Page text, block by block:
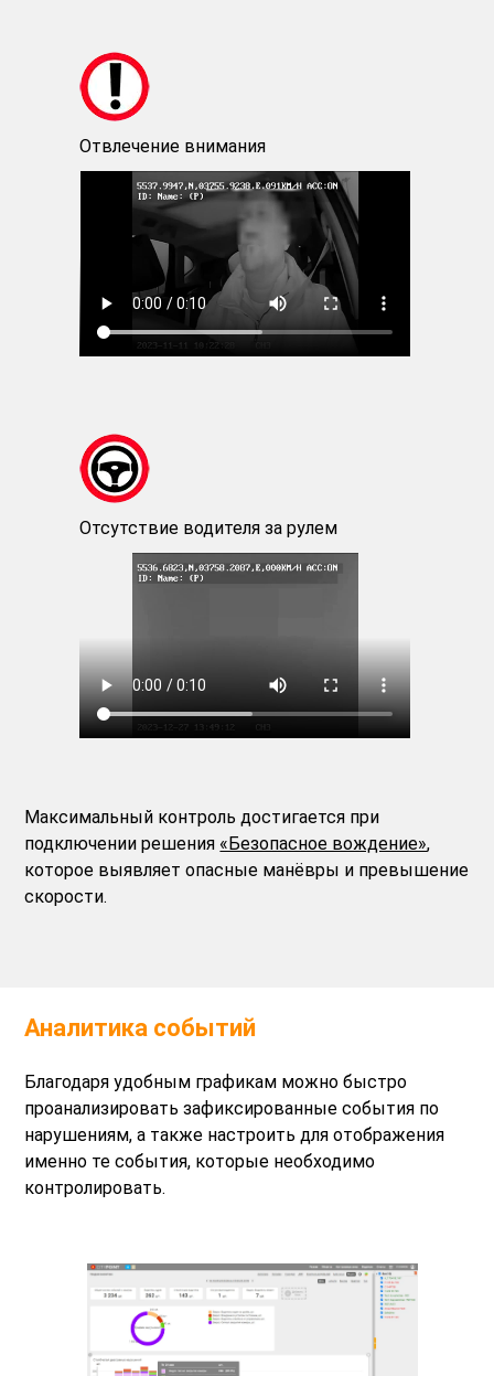
Отвлечение внимания
Отсутствие водителя за рулем
Максимальный контроль достигается при
подключении решения «Безопасное вождение»,
которое выявляет опасные манёвры и превышение
скорости.
Аналитика событий
Благодаря удобным графикам можно быстро
проанализировать зафиксированные события по
нарушениям, а также настроить для отображения
именно те события, которые необходимо
контролировать.